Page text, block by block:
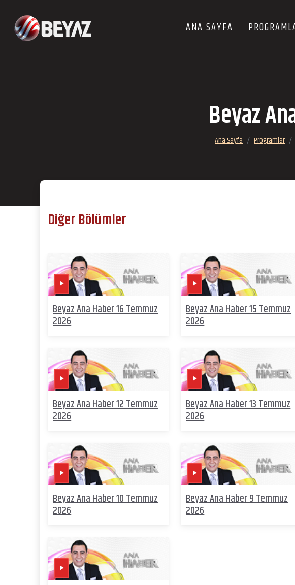
ANA SAYFA
Beyaz
Ana Sayfa Programlar
Diğer Bölümler
Beyaz Ana Haber 16 Temmuz
2026
Beyaz Ana Haber 15 Temmuz
2026
Beyaz Ana Haber 12 Temmuz
2026
Beyaz Ana Haber 13 Temmuz
2026
Beyaz Ana Haber 10 Temmuz
2026
Beyaz Ana Haber 9 Temmuz
2026